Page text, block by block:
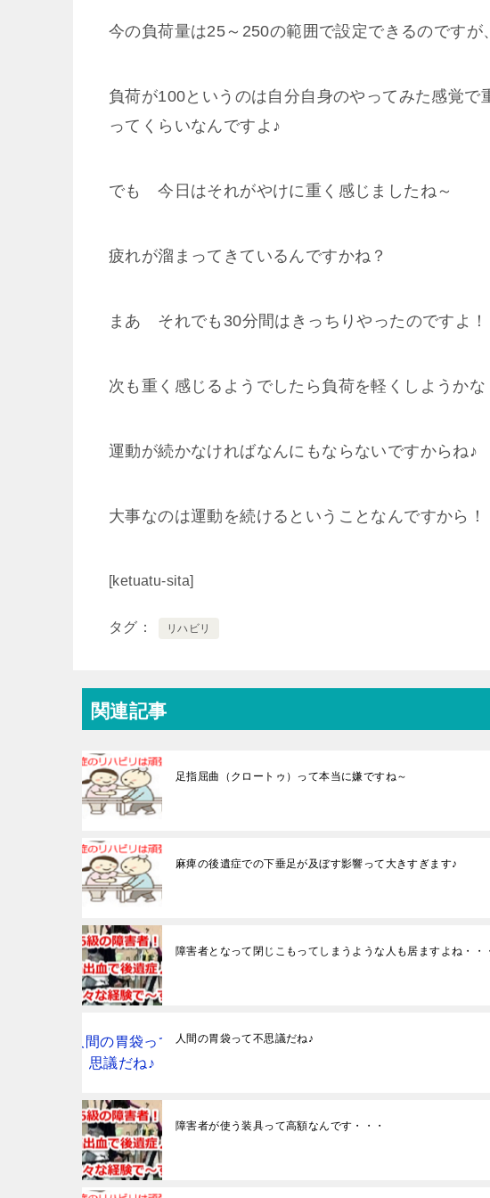
今の負荷量は25～250の範囲で設定できるのですが
負荷が100というのは自分自身のやってみた感覚
ってくらいなんですよ♪
でも 今日はそれがやけに重く感じましたね～
疲れが溜まってきているんですかね？
まあ それでも30分間はきっちりやったのですよ！
次も重く感じるようでしたら負荷を軽くしようかな
運動が続かなければなんにもならないですからね♪
大事なのは運動を続けるということなんですから！
[ketuatu-sita]
タグ リハビリ
関連記事
足指屈曲（クロートゥ）って本当に嫌ですね～
麻痺の後遺症での下垂足が及ぼす影響って大きすぎます♪
障害者となって閉じこもってしまうような人も居ますよね・・・
人間の胃袋って不思議だね♪
障害者が使う装具って高額なんです・・・